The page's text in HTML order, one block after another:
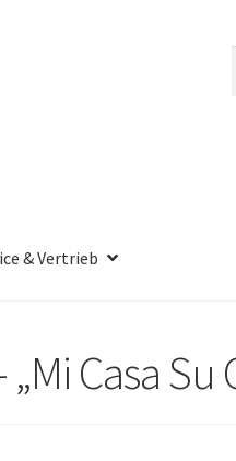
& Vertrieb
Casa Su